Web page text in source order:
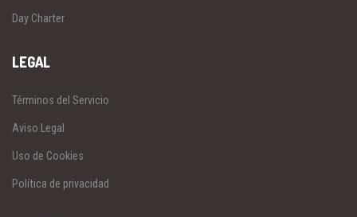
Day Charter
LEGAL
Términos del Servicio
Aviso Legal
Uso de Cookies
Política de privacidad